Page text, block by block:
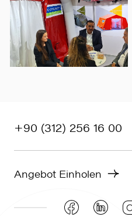
+90 (312) 256 16 00
Angebot Einholen